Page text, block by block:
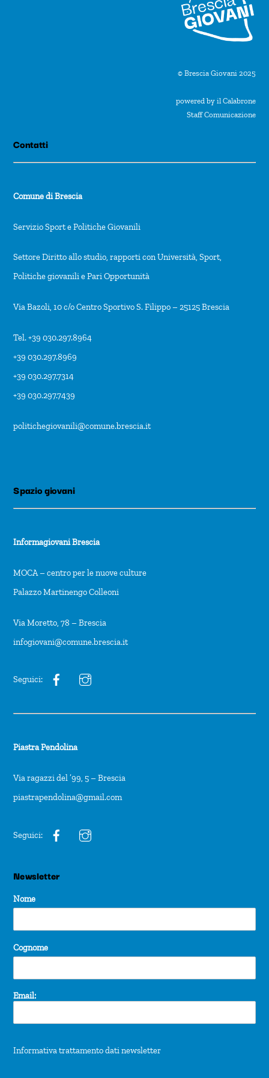
© Brescia Giovani 2025
powered by il Calabrone
Staff Comunicazione
Contatti
Comune di Brescia
Servizio Sport e Politiche Giovanili
Settore Diritto allo studio, rapporti con Università, Sport,
Politiche giovanili e Pari Opportunità
Via Bazoli, 10 c/o Centro Sportivo S. Filippo – 25125 Brescia
Tel. +39 030.297.8964
+39 030.297.8969
+39 030.297.7314
+39 030.297.7439
politichegiovanili@comune.brescia.it
Spazio giovani
Informagiovani Brescia
MOCA – centro per le nuove culture
Palazzo Martinengo Colleoni
Via Moretto, 78 – Brescia
infogiovani@comune.brescia.it
Seguici:
Piastra Pendolina
Via ragazzi del ’99, 5 – Brescia
piastrapendolina@gmail.com
Seguici:
Newsletter
Nome
Cognome
Email:
Informativa trattamento dati newsletter